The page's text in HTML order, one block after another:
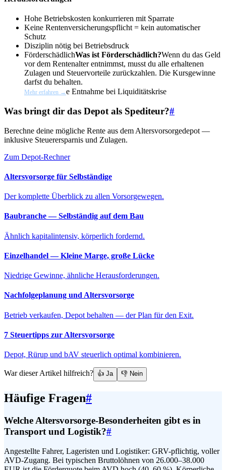
Hohe Betriebskosten konkurrieren mit Sparrate
Keine Rentenversicherungspflicht = kein automatischer
Schutz
Disziplin nötig bei Betriebsdruck
FörderschädlichWas ist Förderschädlich?Wenn du das Geld
vor dem Rentenalter entnimmst, musst du alle erhaltenen
Zulagen und Steuervorteile zurückzahlen. Die Kursgewinne
darfst du behalten.
Mehr erfahren →e Entnahme bei Liquiditätskrise
Was bringt dir das Depot als Spediteur?#
Berechne deine mögliche Rente aus dem Altersvorsorgedepot —
inklusive Steuerersparnis und Zulagen.
Zum Depot-Rechner
Altersvorsorge für Selbständige
Der komplette Überblick zu allen Vorsorgewegen.
Baubranche — Selbständig auf dem Bau
Ähnlich kapitalintensiv, körperlich fordernd.
Einzelhandel — Kleine Marge, große Lücke
Niedrige Gewinne, ähnliche Herausforderungen.
Nachfolgeplanung und Altersvorsorge
Betrieb verkaufen, Depot behalten — der Plan für den Exit.
7 Steuertipps zur Altersvorsorge
Depot, Rürup und bAV steuerlich optimal kombinieren.
War dieser Artikel hilfreich? 👍 Ja 👎 Nein
Häufige Fragen#
Welche Altersvorsorge-Besonderheiten gibt es in
Transport und Logistik?#
Angestellte Fahrer, Lageristen und Logistiker: GRV-pflichtig, voller
AVD-Zugang. Bei typischen Bruttolöhnen von 26.000–38.000